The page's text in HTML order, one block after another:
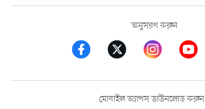
অনুসরণ করুন
মোবাইল অ্যাপস ডাউনলোড করুন